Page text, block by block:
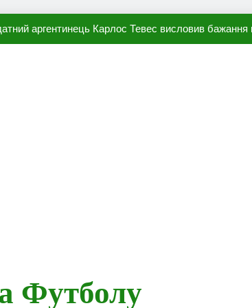
аргентинець Карлос Тевес висловив бажання
Футболу